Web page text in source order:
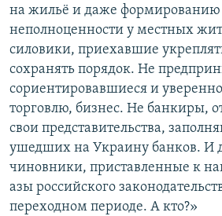
на жильё и даже формированию
неполноценности у местных
силовики, приехавшие
сохранять порядок. Не
сориентировавшиеся и
торговлю, бизнес. Не банкиры,
свои представительства,
ушедших на Украину банков. И
чиновники, приставленные к
азы российского
переходном периоде. А кто?»